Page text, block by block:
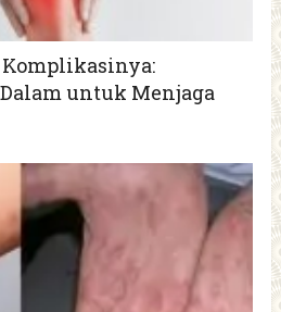
Komplikasinya:
untuk Menjaga